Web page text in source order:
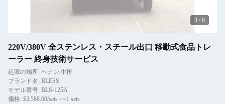
3 / 6
220V/380V 全ステンレス・スチール出口 移動式食品トレ
ーラー 終身技術サービス
起源の場所: ヘナン,中国
ブランド名: BLESS
モデル番号: BLS-125A
価格: $3,588.00/sets >=1 sets